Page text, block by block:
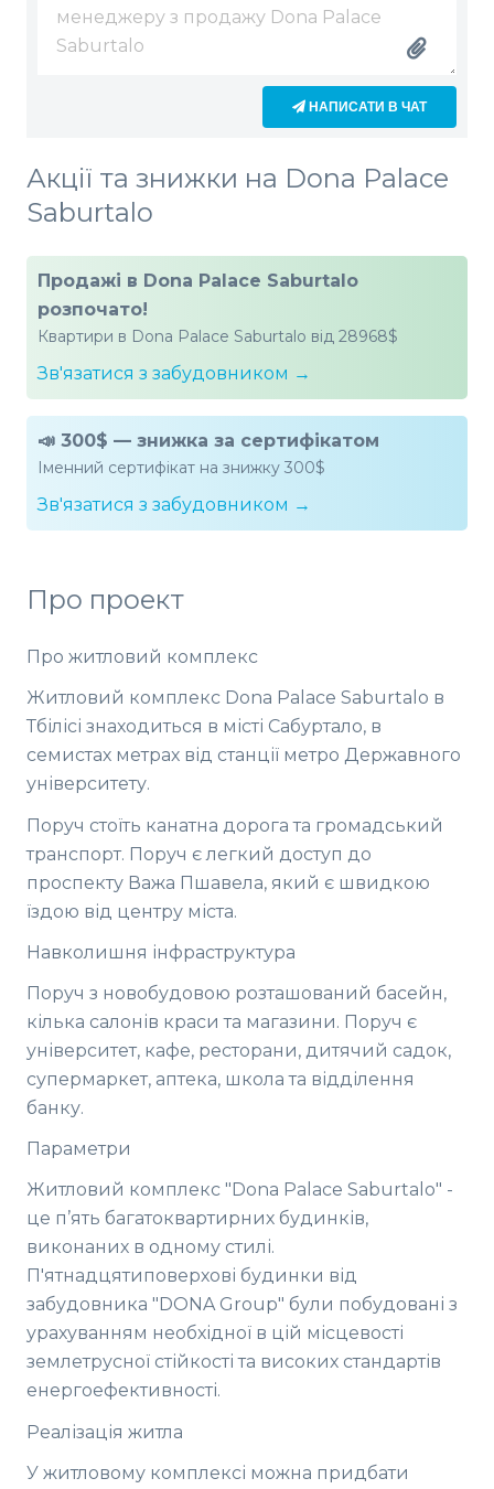
НАПИСАТИ В ЧАТ
Акції та знижки на Dona Palace
Saburtalo
Продажі в Dona Palace Saburtalo
розпочато!
Квартири в Dona Palace Saburtalo від 28968$
Зв'язатися з забудовником →
📣 300$ — знижка за сертифікатом
Іменний сертифікат на знижку 300$
Зв'язатися з забудовником →
Про проект
Про житловий комплекс
Житловий комплекс Dona Palace Saburtalo в
Тбілісі знаходиться в місті Сабуртало, в
семистах метрах від станції метро Державного
університету.
Поруч стоїть канатна дорога та громадський
транспорт. Поруч є легкий доступ до
проспекту Важа Пшавела, який є швидкою
їздою від центру міста.
Навколишня інфраструктура
Поруч з новобудовою розташований басейн,
кілька салонів краси та магазини. Поруч є
університет, кафе, ресторани, дитячий садок,
супермаркет, аптека, школа та відділення
банку.
Параметри
Житловий комплекс "Dona Palace Saburtalo" -
це п’ять багатоквартирних будинків,
виконаних в одному стилі.
П'ятнадцятиповерхові будинки від
забудовника "DONA Group" були побудовані з
урахуванням необхідної в цій місцевості
землетрусної стійкості та високих стандартів
енергоефективності.
Реалізація житла
У житловому комплексі можна придбати